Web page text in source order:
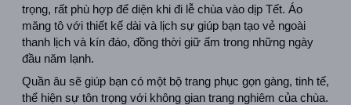
trọng, rất phù hợp để diện khi đi lễ chùa vào dịp Tết. Áo
măng tô với thiết kế dài và lịch sự giúp bạn tạo vẻ ngoài
thanh lịch và kín đáo, đồng thời giữ ấm trong những ngày
đầu năm lạnh.
Quần âu sẽ giúp bạn có một bộ trang phục gọn gàng, tinh tế,
thể hiện sự tôn trọng với không gian trang nghiêm của chùa.